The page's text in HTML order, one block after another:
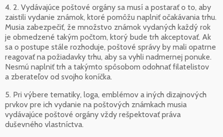
4. 2. Vydávajúce poštové orgány sa musí a postarať o to, aby
zaistili vydanie známok, ktoré pomôžu naplniť očakávania trhu.
Musia zabezpečiť, že množstvo známok vydaných každý rok
je obmedzené takým počtom, ktorý bude trh akceptovať. Ak
sa o postupe stále rozhoduje, poštové správy by mali opatrne
reagovať na požiadavky trhu, aby sa vyhli nadmernej ponuke.
Nesmú naplniť trh a takýmto spôsobom odohnať filatelistov
a zberateľov od svojho koníčka.
5. Pri výbere tematiky, loga, emblémov a iných dizajnových
prvkov pre ich vydanie na poštových známkach musia
vydávajúce poštové orgány vždy rešpektovať práva
duševného vlastníctva.